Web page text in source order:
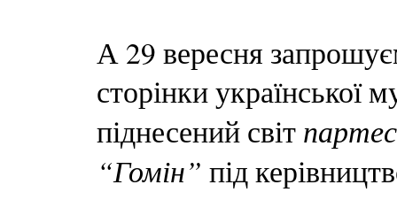
А 29 вересня
сторінки української
піднесений світ
“Гомін” під